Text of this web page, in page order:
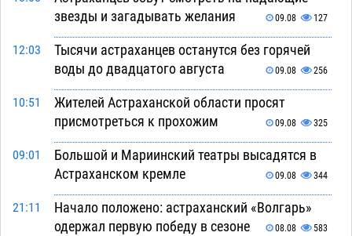
звезды и загадывать желания
09.08 127
12:03
Тысячи астраханцев останутся без горячей
воды до двадцатого августа
09.08 256
10:51
Жителей Астраханской области просят
присмотреться к прохожим
09.08 325
09:01
Большой и Мариинский театры высадятся в
Астраханском кремле
09.08 344
21:11
Начало положено: астраханский «Волгарь»
одержал первую победу в сезоне
08.08 583